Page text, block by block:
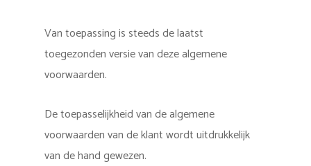
Van toepassing is steeds de laatst
toegezonden versie van deze algemene
voorwaarden.
De toepasselijkheid van de algemene
voorwaarden van de klant wordt uitdrukkelijk
van de hand gewezen.